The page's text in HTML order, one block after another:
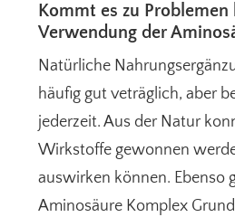
Kommt es zu Problemen
Verwendung der
Natürliche
häufig gut veträglich, aber
jederzeit. Aus der Natur
Wirkstoffe gewonnen
auswirken können. Ebenso
Aminosäure Komplex